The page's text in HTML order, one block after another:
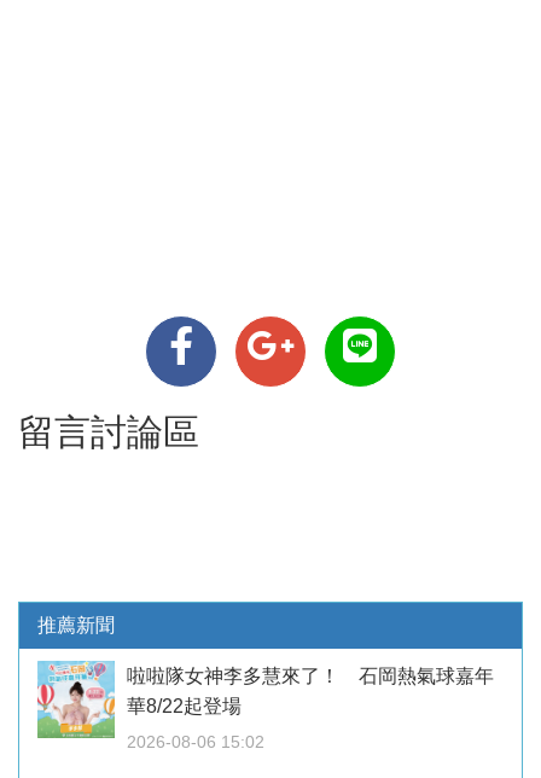
留言討論區
推薦新聞
啦啦隊女神李多慧來了！ 石岡熱氣球嘉年
華8/22起登場
2026-08-06 15:02